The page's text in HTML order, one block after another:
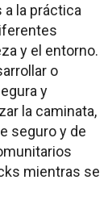
a la práctica
y el entorno.
o
y
la caminata,
seguro y de
mientras se